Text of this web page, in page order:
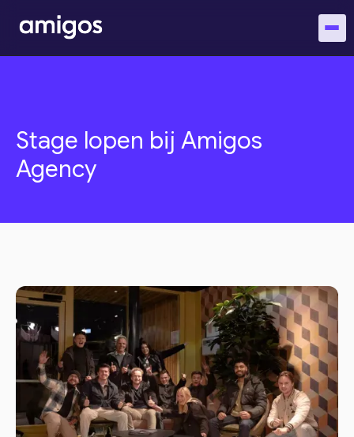
Stage lopen bij Amigos
Agency